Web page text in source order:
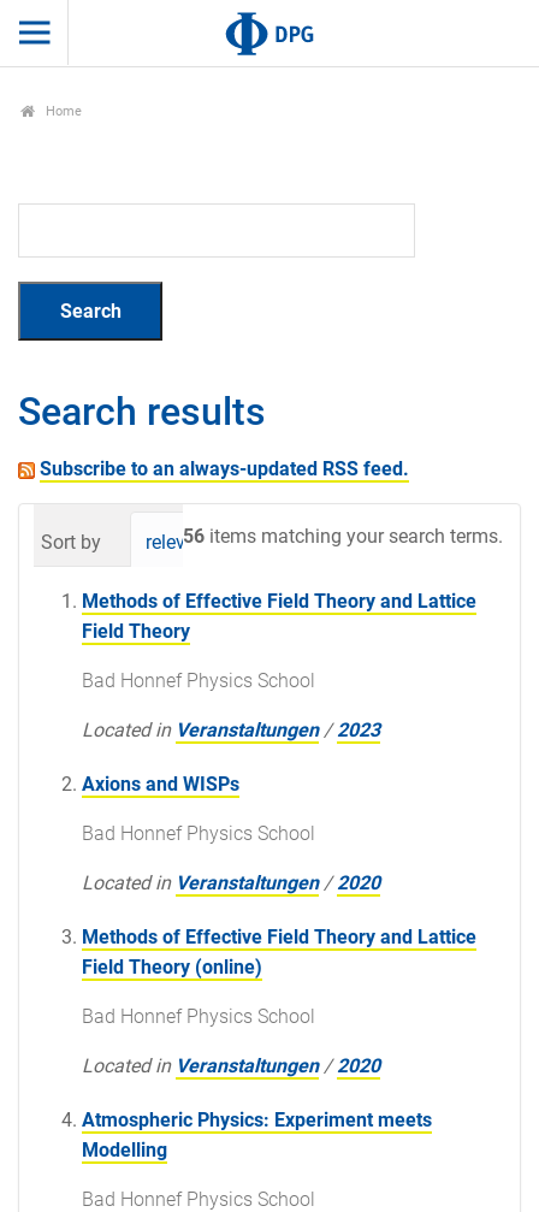
Home
Search results
Subscribe to an always-updated RSS feed.
56 items matching your search terms.
Sort by relevance date (newest first)
Methods of Effective Field Theory and Lattice
Field Theory
Bad Honnef Physics School
Located in Veranstaltungen /2023
Axions and WISPs
Bad Honnef Physics School
Located in Veranstaltungen /2020
Methods of Effective Field Theory and Lattice
Field Theory (online)
Bad Honnef Physics School
Located in Veranstaltungen /2020
Atmospheric Physics: Experiment meets
Modelling
Bad Honnef Physics School